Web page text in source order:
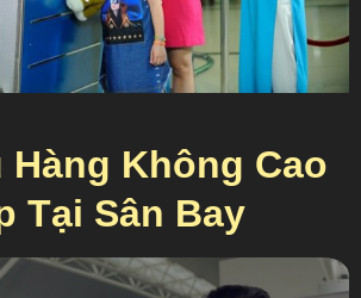
Hàng Không Cao
Tại Sân Bay